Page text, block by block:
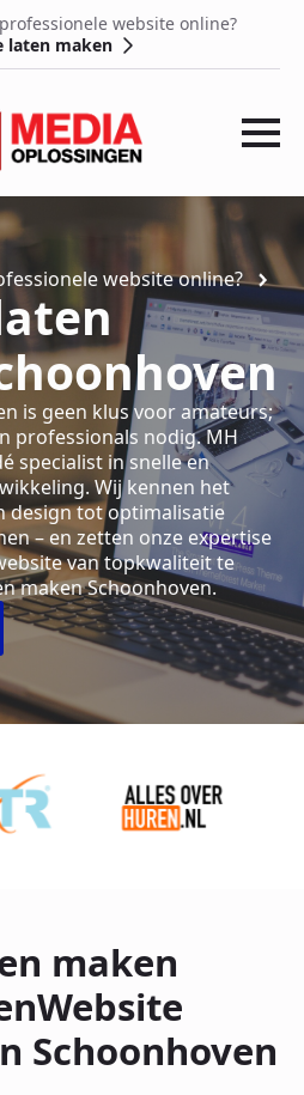
website online?
laten maken
website online?
is geen klus voor amateurs;
professionals nodig. MH
specialist in snelle en
Wij kennen het
design tot optimalisatie
– en zetten onze expertise
van topkwaliteit te
maken Schoonhoven.
maken
Schoonhoven